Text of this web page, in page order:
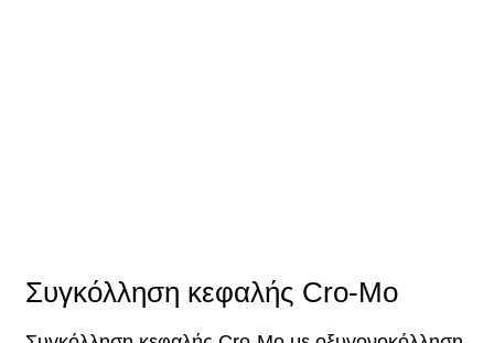
Συγκόλληση κεφαλής Cro-Mo